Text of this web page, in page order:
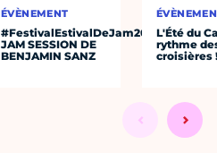
ÉVÈNEMENT
#FestivalEstivalDeJam2026
JAM SESSION DE
BENJAMIN SANZ
L'Été du
rythme
croisières